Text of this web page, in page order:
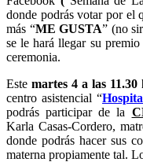
donde podrás votar por el
más “ME GUSTA” (no
se le hará llegar su
ceremonia.
Este martes 4 a las 11.30
centro asistencial “
podrás participar de la
Karla Casas-Cordero,
donde podrás hacer sus
materna propiamente tal.